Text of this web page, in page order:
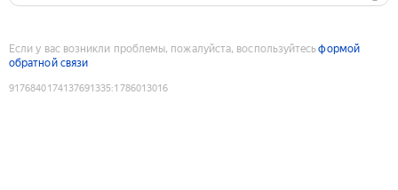
Если у вас возникли проблемы, пожалуйста, воспользуйтесьформой
обратной связи
9176840174137691335:1786013016